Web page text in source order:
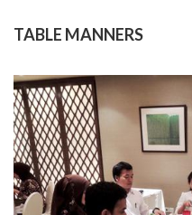
TABLE MANNERS